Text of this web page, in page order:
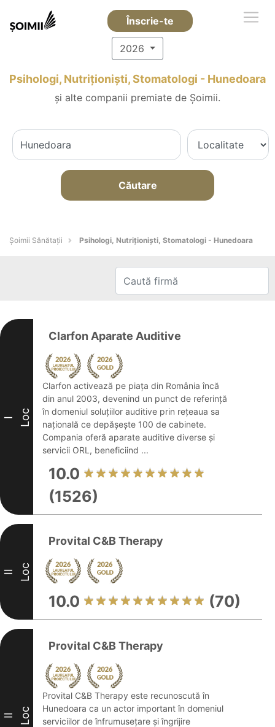
Înscrie-te
2026
Psihologi, Nutriționiști, Stomatologi - Hunedoara
și alte companii premiate de Șoimii.
Căutare
Şoimii Sănătații Psihologi, Nutriționiști, Stomatologi - Hunedoara
I Loc
Clarfon Aparate Auditive
Clarfon activează pe piața din România încă
din anul 2003, devenind un punct de referință
în domeniul soluțiilor auditive prin rețeaua sa
națională ce depășește 100 de cabinete.
Compania oferă aparate auditive diverse și
servicii ORL, beneficiind ...
10.0
(1526)
II Loc
Provital C&B Therapy
10.0 (70)
II Loc
Provital C&B Therapy
Provital C&B Therapy este recunoscută în
Hunedoara ca un actor important în domeniul
serviciilor de înfrumusețare și îngrijire